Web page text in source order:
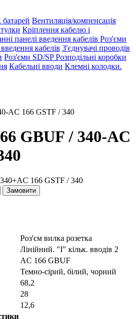
Вентиляція/компенсація
Кріплення кабелю і
панелі введення кабелів Роз'єми
кабелів З'єднувачі проводів
Роз'єми SD/SPРозподільні коробки
Кабельні вводи Клемні колодки.
AC 166 GSTF / 340
GBUF / 340-AC
166 GSTF / 340
Замовити
Роз'єм вилка розетка
Лінійний. "I" кільк. вводів 2
AC 166 GBUF
Темно-сірий, білий, чорний
68,2
28
12,6